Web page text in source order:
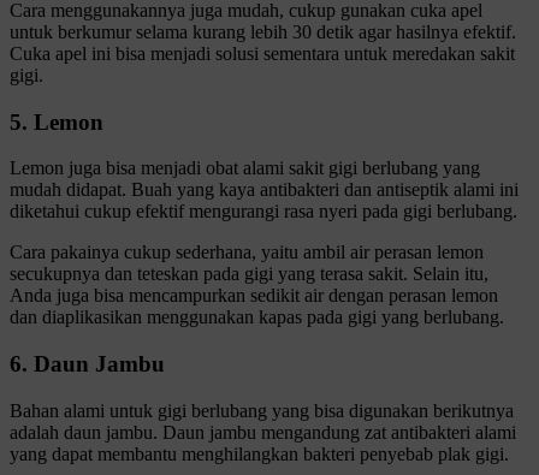
Cara menggunakannya juga mudah, cukup gunakan cuka apel
untuk berkumur selama kurang lebih 30 detik agar hasilnya efektif.
Cuka apel ini bisa menjadi solusi sementara untuk meredakan sakit
gigi.
5. Lemon
Lemon juga bisa menjadi obat alami sakit gigi berlubang yang
mudah didapat. Buah yang kaya antibakteri dan antiseptik alami ini
diketahui cukup efektif mengurangi rasa nyeri pada gigi berlubang.
Cara pakainya cukup sederhana, yaitu ambil air perasan lemon
secukupnya dan teteskan pada gigi yang terasa sakit. Selain itu,
Anda juga bisa mencampurkan sedikit air dengan perasan lemon
dan diaplikasikan menggunakan kapas pada gigi yang berlubang.
6. Daun Jambu
Bahan alami untuk gigi berlubang yang bisa digunakan berikutnya
adalah daun jambu. Daun jambu mengandung zat antibakteri alami
yang dapat membantu menghilangkan bakteri penyebab plak gigi.